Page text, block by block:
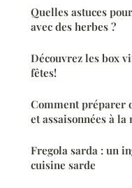
Quelles astuces
avec des herbes ?
Découvrez les box
fêtes!
Comment préparer
et assaisonnées à la
Fregola sarda : un
cuisine sarde